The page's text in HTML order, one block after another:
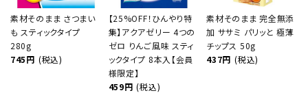
素材そのまま さつまい
も スティックタイプ
280g
745円 (税込)
【25%OFF！ひんやり特
集】アクアゼリー 4つの
ゼロ りんご風味 スティ
ックタイプ 8本入【会員
様限定】
459円 (税込)
素材そのまま 完全無添
加 ササミ パリッと 極薄
チップス 50g
437円 (税込)